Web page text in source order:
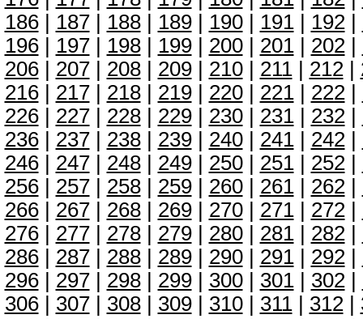
186| 187| 188| 189| 190| 191| 192|
196| 197| 198| 199| 200| 201| 202|
206| 207| 208| 209| 210| 211| 212|
216| 217| 218| 219| 220| 221| 222|
226| 227| 228| 229| 230| 231| 232|
236| 237| 238| 239| 240| 241| 242|
246| 247| 248| 249| 250| 251| 252|
256| 257| 258| 259| 260| 261| 262|
266| 267| 268| 269| 270| 271| 272|
276| 277| 278| 279| 280| 281| 282|
286| 287| 288| 289| 290| 291| 292|
296| 297| 298| 299| 300| 301| 302|
306| 307| 308| 309| 310| 311| 312|